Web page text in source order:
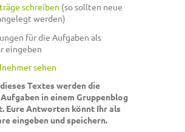
schreiben (so sollten neue
werden)
für die Aufgaben als
eingeben
sehen
Textes werden die
in einem Gruppenblog
Eure Antworten könnt Ihr als
eingeben und speichern.